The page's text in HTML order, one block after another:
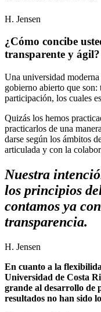
H. Jensen
¿Cómo concibe
transparente y ágil?
Una universidad
gobierno abierto que
participación, los cuales
Quizás los hemos
practicarlos de una
darse según los ámbitos
articulada y con la
Nuestra
los principios
contamos ya
transparencia.
H. Jensen
En cuanto a la
Universidad de Costa
grande al desarrollo de
resultados no han sido